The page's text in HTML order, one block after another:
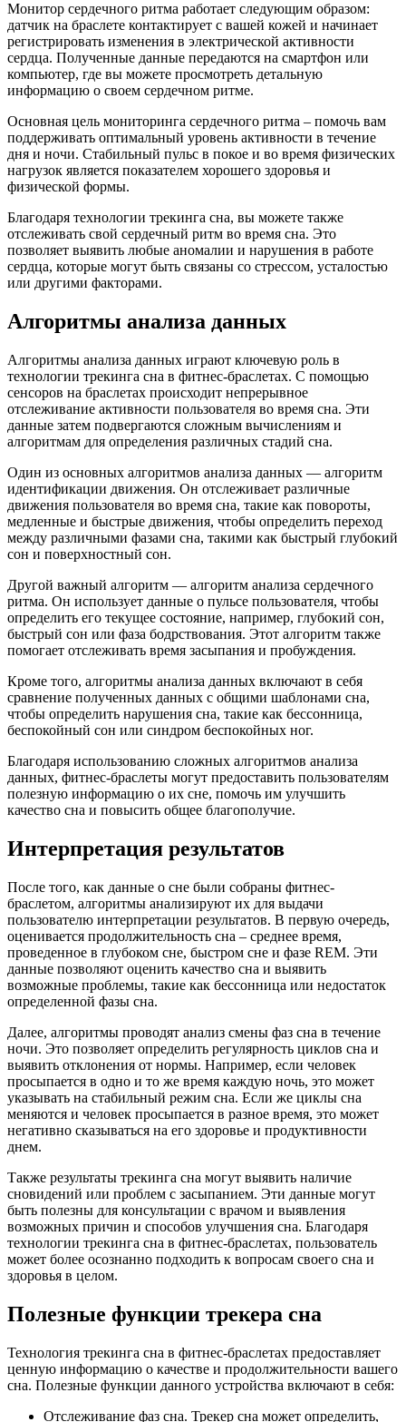
Монитор сердечного ритма работает следующим образом:
датчик на браслете контактирует с вашей кожей и начинает
регистрировать изменения в электрической активности
сердца. Полученные данные передаются на смартфон или
компьютер, где вы можете просмотреть детальную
информацию о своем сердечном ритме.
Основная цель мониторинга сердечного ритма – помочь вам
поддерживать оптимальный уровень активности в течение
дня и ночи. Стабильный пульс в покое и во время физических
нагрузок является показателем хорошего здоровья и
физической формы.
Благодаря технологии трекинга сна, вы можете также
отслеживать свой сердечный ритм во время сна. Это
позволяет выявить любые аномалии и нарушения в работе
сердца, которые могут быть связаны со стрессом, усталостью
или другими факторами.
Алгоритмы анализа данных
Алгоритмы анализа данных играют ключевую роль в
технологии трекинга сна в фитнес-браслетах. С помощью
сенсоров на браслетах происходит непрерывное
отслеживание активности пользователя во время сна. Эти
данные затем подвергаются сложным вычислениям и
алгоритмам для определения различных стадий сна.
Один из основных алгоритмов анализа данных — алгоритм
идентификации движения. Он отслеживает различные
движения пользователя во время сна, такие как повороты,
медленные и быстрые движения, чтобы определить переход
между различными фазами сна, такими как быстрый глубокий
сон и поверхностный сон.
Другой важный алгоритм — алгоритм анализа сердечного
ритма. Он использует данные о пульсе пользователя, чтобы
определить его текущее состояние, например, глубокий сон,
быстрый сон или фаза бодрствования. Этот алгоритм также
помогает отслеживать время засыпания и пробуждения.
Кроме того, алгоритмы анализа данных включают в себя
сравнение полученных данных с общими шаблонами сна,
чтобы определить нарушения сна, такие как бессонница,
беспокойный сон или синдром беспокойных ног.
Благодаря использованию сложных алгоритмов анализа
данных, фитнес-браслеты могут предоставить пользователям
полезную информацию о их сне, помочь им улучшить
качество сна и повысить общее благополучие.
Интерпретация результатов
После того, как данные о сне были собраны фитнес-
браслетом, алгоритмы анализируют их для выдачи
пользователю интерпретации результатов. В первую очередь,
оценивается продолжительность сна – среднее время,
проведенное в глубоком сне, быстром сне и фазе REM. Эти
данные позволяют оценить качество сна и выявить
возможные проблемы, такие как бессонница или недостаток
определенной фазы сна.
Далее, алгоритмы проводят анализ смены фаз сна в течение
ночи. Это позволяет определить регулярность циклов сна и
выявить отклонения от нормы. Например, если человек
просыпается в одно и то же время каждую ночь, это может
указывать на стабильный режим сна. Если же циклы сна
меняются и человек просыпается в разное время, это может
негативно сказываться на его здоровье и продуктивности
днем.
Также результаты трекинга сна могут выявить наличие
сновидений или проблем с засыпанием. Эти данные могут
быть полезны для консультации с врачом и выявления
возможных причин и способов улучшения сна. Благодаря
технологии трекинга сна в фитнес-браслетах, пользователь
может более осознанно подходить к вопросам своего сна и
здоровья в целом.
Полезные функции трекера сна
Технология трекинга сна в фитнес-браслетах предоставляет
ценную информацию о качестве и продолжительности вашего
сна. Полезные функции данного устройства включают в себя:
Отслеживание фаз сна. Трекер сна может определить,